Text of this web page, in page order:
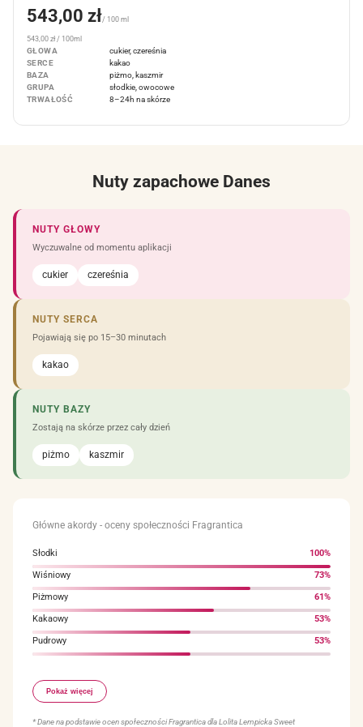
543,00 zł/ 100 ml
543,00 zł / 100ml
GŁOWA
cukier, czereśnia
SERCE
kakao
BAZA
piżmo, kaszmir
GRUPA
słodkie, owocowe
TRWAŁOŚĆ
8–24h na skórze
Nuty zapachowe Danes
NUTY GŁOWY
Wyczuwalne od momentu aplikacji
cukier czereśnia
NUTY SERCA
Pojawiają się po 15–30 minutach
kakao
NUTY BAZY
Zostają na skórze przez cały dzień
piżmo kaszmir
Główne akordy - oceny społeczności Fragrantica
Słodki 100%
Wiśniowy 73%
Piżmowy 61%
Kakaowy 53%
Pudrowy 53%
Migdałowy
Irys
Pokaż więcej
* Dane na podstawie ocen społeczności Fragrantica dla Lolita Lempicka Sweet